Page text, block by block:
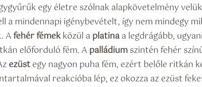
egy életre szólnak alapkövetelmény
a mindennapi igénybevételt, így nem mindegy
Afehér fémekközül aplatinaa legdrágább,
előforduló fém. Apalládiumszintén fehér
ezüstegy nagyon puha fém, ezért belőle ritkán
reakcióba lép, ez okozza az ezüst